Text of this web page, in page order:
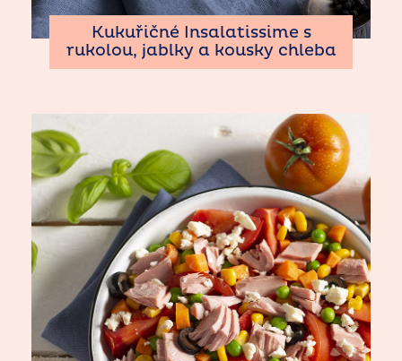
Kukuřičné Insalatissime s
rukolou, jablky a kousky chleba